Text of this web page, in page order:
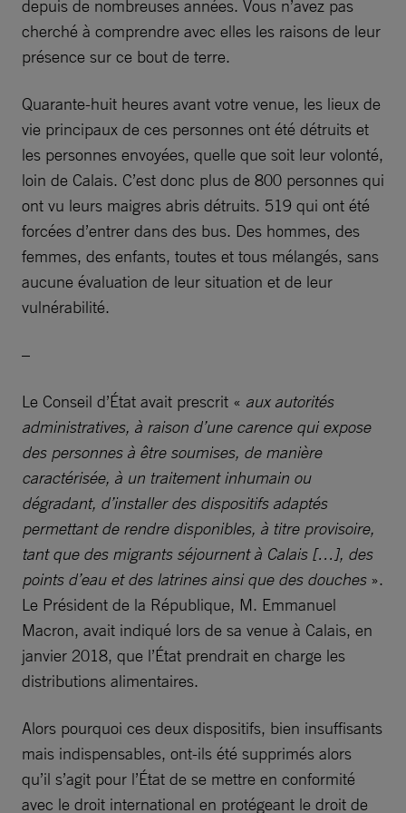
depuis de nombreuses années. Vous n’avez pas
cherché à comprendre avec elles les raisons de leur
présence sur ce bout de terre.
Quarante-huit heures avant votre venue, les lieux de
vie principaux de ces personnes ont été détruits et
les personnes envoyées, quelle que soit leur volonté,
loin de Calais. C’est donc plus de 800 personnes qui
ont vu leurs maigres abris détruits. 519 qui ont été
forcées d’entrer dans des bus. Des hommes, des
femmes, des enfants, toutes et tous mélangés, sans
aucune évaluation de leur situation et de leur
vulnérabilité.
–
Le Conseil d’État avait prescrit « aux autorités
administratives, à raison d’une carence qui expose
des personnes à être soumises, de manière
caractérisée, à un traitement inhumain ou
dégradant, d’installer des dispositifs adaptés
permettant de rendre disponibles, à titre provisoire,
tant que des migrants séjournent à Calais […], des
points d’eau et des latrines ainsi que des douches».
Le Président de la République, M. Emmanuel
Macron, avait indiqué lors de sa venue à Calais, en
janvier 2018, que l’État prendrait en charge les
distributions alimentaires.
Alors pourquoi ces deux dispositifs, bien insuffisants
mais indispensables, ont-ils été supprimés alors
qu’il s’agit pour l’État de se mettre en conformité
avec le droit international en protégeant le droit de